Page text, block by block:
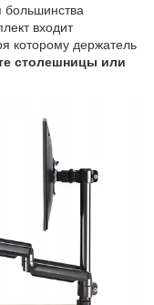
большинства
входит
которому держатель
столешницы или